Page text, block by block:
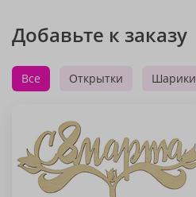
Добавьте к заказу
Все Открытки Шарики